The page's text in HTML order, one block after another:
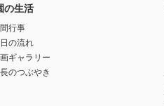
の生活
行事
の流れ
ギャラリー
のつぶやき